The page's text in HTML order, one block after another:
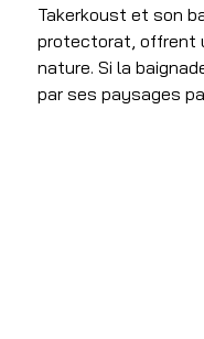
Takerkoust et son
protectorat, offrent
nature. Si la
par ses paysages